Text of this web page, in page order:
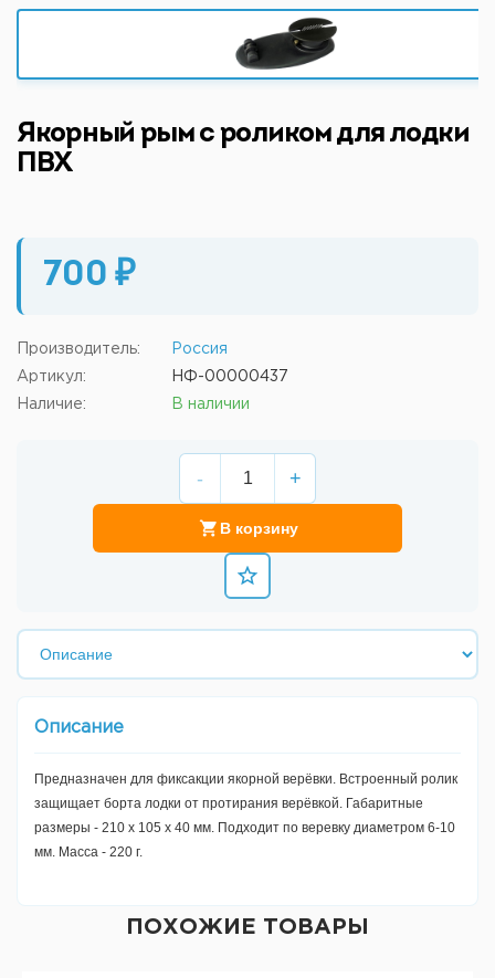
Якорный рым с роликом для лодки
ПВХ
700 ₽
Производитель: Россия
Артикул: НФ-00000437
Наличие: В наличии
- +
В корзину
Описание
Предназначен для фиксакции якорной верёвки. Встроенный ролик
защищает борта лодки от протирания верёвкой. Габаритные
размеры - 210 х 105 х 40 мм. Подходит по веревку диаметром 6-10
мм. Масса - 220 г.
ПОХОЖИЕ ТОВАРЫ